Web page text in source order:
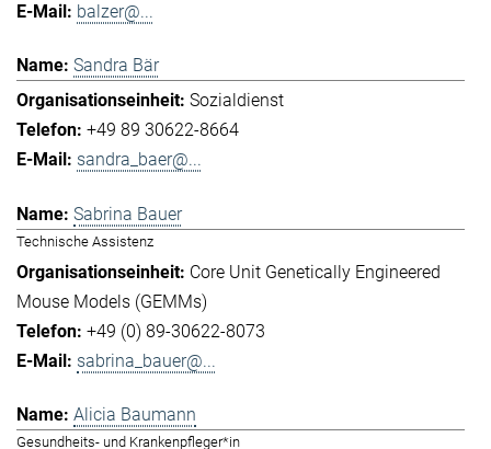
balzer@...
Sandra Bär
Sozialdienst
+49 89 30622-8664
sandra_baer@...
Sabrina Bauer
Technische Assistenz
Core Unit Genetically Engineered
Mouse Models (GEMMs)
+49 (0) 89-30622-8073
sabrina_bauer@...
Alicia Baumann
Gesundheits- und Krankenpfleger*in